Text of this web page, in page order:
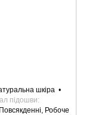
шкіра
підошви
Робоче